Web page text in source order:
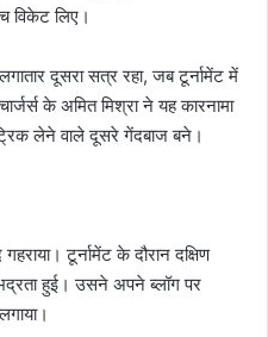
विकेट लिए।
दूसरा सत्र रहा, जब टूर्नामेंट में
के अमित मिश्रा ने यह कारनामा
लेने वाले दूसरे गेंदबाज बने।
टूर्नामेंट के दौरान दक्षिण
हुई। उसने अपने ब्लॉग पर